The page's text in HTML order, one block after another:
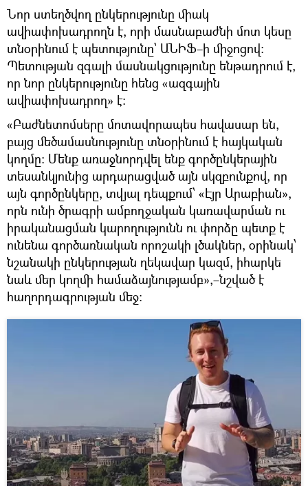
Նոր ստեղծվող ընկերությունը միակ
ավիափոխադրողն է, որի մասնաբաժնի մոտ կեսը
տնօրինում է պետությունը՝ ԱՆԻՖ–ի միջոցով։
Պետության զգալի մասնակցությունը ենթադրում է,
որ նոր ընկերությունը հենց «ազգային
ավիափոխադրող» է։
«Բաժնետոմսերը մոտավորապես հավասար են,
բայց մեծամասնությունը տնօրինում է հայկական
կողմը։ Մենք առաջնորդվել ենք գործընկերային
տեսանկյունից արդարացված այն սկզբունքով, որ
այն գործընկերը, տվյալ դեպքում՝ «Էյր Արաբիան»,
որն ունի ծրագրի ամբողջական կառավարման ու
իրականացման կարողությունն ու փորձը պետք է
ունենա գործառնական որոշակի լծակներ, օրինակ՝
նշանակի ընկերության ղեկավար կազմ, իհարկե
նաև մեր կողմի համաձայնությամբ»,–նշված է
հաղորդագրության մեջ։